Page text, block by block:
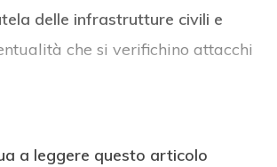
delle infrastrutture civili e
che si verifichino attacchi
a leggere questo articolo